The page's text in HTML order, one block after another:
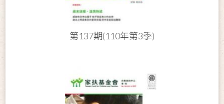
第137期(110年第3季)